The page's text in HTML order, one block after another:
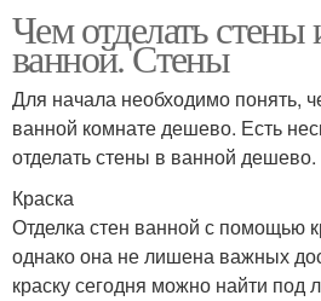
Чем отделать стены
ванной. Стены
Для начала необходимо понять,
ванной комнате дешево. Есть
отделать стены в ванной дешево.
Краска
Отделка стен ванной с помощью
однако она не лишена важных
краску сегодня можно найти под